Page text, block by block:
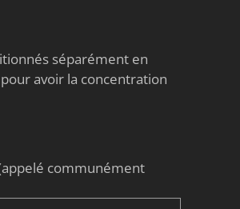
séparément en
avoir la concentration
communément